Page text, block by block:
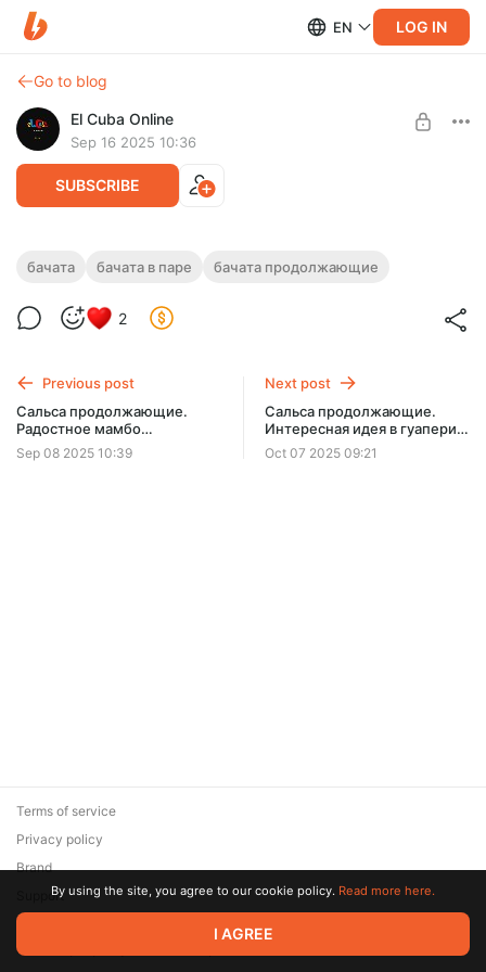
EN LOG IN
Go to blog
El Cuba Online
Sep 16 2025 10:36
SUBSCRIBE
Бачата продолжающие. Популярный
продолжением.
выходов из диагонали, с заходом в теневую позицию, где
добавим кулито и красивый выход.
бачата бачата в паре бачата продолжающие
2
Previous post
Сальса продолжающие.
Радостное мамбо
компликадо и важные
знания о соло в паре.
Sep 08 2025 10:39
Next post
Сальса продолжающие.
Интересная идея в гуаперии
с продолжением
Oct 07 2025 09:21
© 2026 Zaya Solutions Limited. All rights reserved. All trademarks
are the property of their respective owners.
Terms of service
Privacy policy
Brand
SupportBy using the site, you agree to our cookie policy. Read more here.
I AGREE